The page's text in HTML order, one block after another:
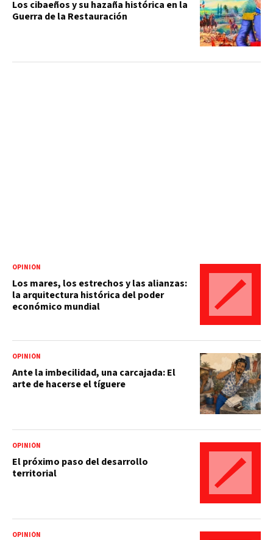
Los cibaeños y su hazaña histórica en la
Guerra de la Restauración
OPINIÓN
Los mares, los estrechos y las alianzas:
la arquitectura histórica del poder
económico mundial
OPINIÓN
Ante la imbecilidad, una carcajada: El
arte de hacerse el tíguere
OPINIÓN
El próximo paso del desarrollo
territorial
OPINIÓN